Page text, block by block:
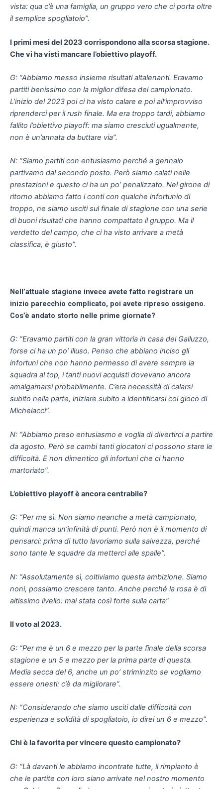
vista: qua c’è una famiglia, un gruppo vero che ci porta oltre
il semplice spogliatoio”.
I primi mesi del 2023 corrispondono alla scorsa stagione.
Che vi ha visti mancare l’obiettivo playoff.
G: “Abbiamo messo insieme risultati altalenanti. Eravamo
partiti benissimo con la miglior difesa del campionato.
L’inizio del 2023 poi ci ha visto calare e poi all’improvviso
riprenderci per il rush finale. Ma era troppo tardi, abbiamo
fallito l’obiettivo playoff: ma siamo cresciuti ugualmente,
non è un’annata da buttare via”.
N: “Siamo partiti con entusiasmo perché a gennaio
partivamo dal secondo posto. Però siamo calati nelle
prestazioni e questo ci ha un po’ penalizzato. Nel girone di
ritorno abbiamo fatto i conti con qualche infortunio di
troppo, ne siamo usciti sul finale di stagione con una serie
di buoni risultati che hanno compattato il gruppo. Ma il
verdetto del campo, che ci ha visto arrivare a metà
classifica, è giusto”.
Nell’attuale stagione invece avete fatto registrare un
inizio parecchio complicato, poi avete ripreso ossigeno.
Cos’è andato storto nelle prime giornate?
G: “Eravamo partiti con la gran vittoria in casa del Galluzzo,
forse ci ha un po’ illuso. Penso che abbiano inciso gli
infortuni che non hanno permesso di avere sempre la
squadra al top, i tanti nuovi acquisti dovevano ancora
amalgamarsi probabilmente. C’era necessità di calarsi
subito nella parte, iniziare subito a identificarsi col gioco di
Michelacci”.
N: “Abbiamo preso entusiasmo e voglia di divertirci a partire
da agosto. Però se cambi tanti giocatori ci possono stare le
difficoltà. E non dimentico gli infortuni che ci hanno
martoriato”.
L’obiettivo playoff è ancora centrabile?
G: “Per me sì. Non siamo neanche a metà campionato,
quindi manca un’infinità di punti. Però non è il momento di
pensarci: prima di tutto lavoriamo sulla salvezza, perché
sono tante le squadre da metterci alle spalle”.
N: “Assolutamente sì, coltiviamo questa ambizione. Siamo
noni, possiamo crescere tanto. Anche perché la rosa è di
altissimo livello: mai stata così forte sulla carta”
Il voto al 2023.
G: “Per me è un 6 e mezzo per la parte finale della scorsa
stagione e un 5 e mezzo per la prima parte di questa.
Media secca del 6, anche un po’ striminzito se vogliamo
essere onesti: c’è da migliorare”.
N: “Considerando che siamo usciti dalle difficoltà con
esperienza e solidità di spogliatoio, io direi un 6 e mezzo”.
Chi è la favorita per vincere questo campionato?
G: “Là davanti le abbiamo incontrate tutte, il rimpianto è
che le partite con loro siano arrivate nel nostro momento